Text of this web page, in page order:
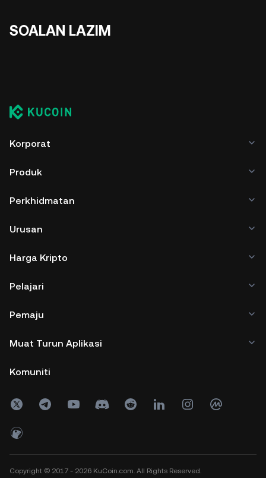
SOALAN LAZIM
Korporat
Produk
Perkhidmatan
Urusan
Harga Kripto
Pelajari
Pemaju
Muat Turun Aplikasi
Komuniti
Copyright © 2017 - 2026 KuCoin.com. All Rights Reserved.